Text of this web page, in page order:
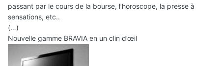
passant par le cours de la bourse, l’horoscope, la presse à
sensations, etc..
(…)
Nouvelle gamme BRAVIA en un clin d’œil